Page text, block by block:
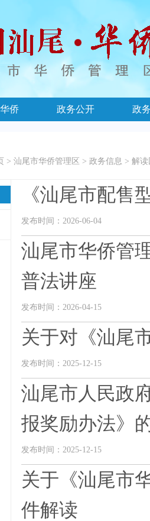
侨 政务公开 政
> 汕尾市华侨管理区 > 政务信息 > 解读
《汕尾市配售
发布时间：2026-06-04
汕尾市华侨管
普法讲座
发布时间：2026-04-15
关于对《汕尾
发布时间：2025-12-15
汕尾市人民政
报奖励办法》
发布时间：2025-12-15
关于《汕尾市
件解读